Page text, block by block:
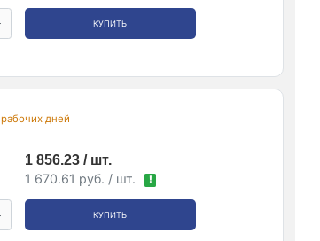
КУПИТЬ
дней
1 856.23 / шт.
1 670.61 руб. / шт. !
КУПИТЬ